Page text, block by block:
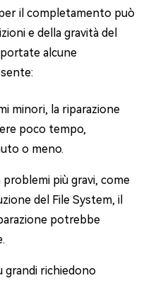
il completamento può
e della gravità del
alcune
minori, la riparazione
poco tempo,
o meno.
più gravi, come
del File System, il
potrebbe
grandi richiedono